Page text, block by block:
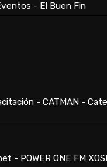
- El Buen Fin
- CATMAN -
- POWER ONE FM